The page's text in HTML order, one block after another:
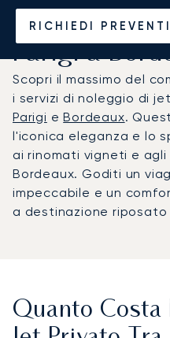
RICHIEDI
Noleggia un
Parigi a
Scopri il massimo del
i servizi di noleggio di
Parigi eBordeaux.
l'iconica eleganza e lo
ai rinomati vigneti e
Bordeaux. Goditi un
impeccabile e un
a destinazione riposato
Quanto Costa